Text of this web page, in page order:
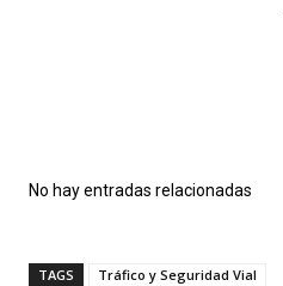
No hay entradas relacionadas
TAGS Tráfico y Seguridad Vial